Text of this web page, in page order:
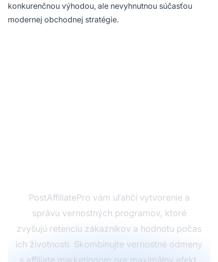
konkurenčnou výhodou, ale nevyhnutnou súčasťou
modernej obchodnej stratégie.
PostAffiliatePro vám uľahčí vytvorenie a
správu vernostných programov, ktoré
zvyšujú retenciu zákazníkov a hodnotu počas
ich životnosti. Skombinujte vernostné odmeny
s affiliate marketingom pre maximálny efekt.